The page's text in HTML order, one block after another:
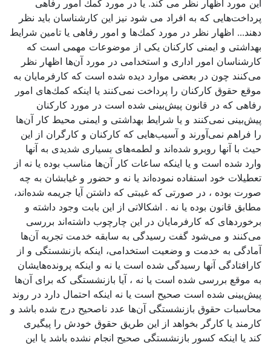
این مورد اظهار نظر می کند. یا در مورد كمك امور رفاهی
پرداخت‌هایی كه به افراد می‌ شود نیز این کارشناسان باید نظر
دهند... اظهار نظر در مورد كمك‌ها و امور رفاهی یا تامین شرایط
بهداشتی و ایمنی كاركنان یكی از موضوعات مهمی است كه
كارشناسان امور اداری و استخدامی در مورد آن‌ها اظهار نظر
می‌كنند چون در بعضی موارد دیده شده است كه كارفرمایان به
موقع حقوق كاركنان را پرداخت نمی‌كنند یا اینكه كمك‌های امور
رفاهی كه در قانون پیش‌بینی شده است در مورد كاركنان
پیش‌بینی نمی‌كنند و یا شرایط بهداشتی و ایمنی محیط كار آن‌ها
را فراهم نمی‌آورند و آسیب‌هایی كه كاركنان و كارگران از این
حیث با آنها روبرو شده‌اند و لطمه‌های بسیاری شدیدی به آنها
وارد شده است و یا اینكه ساعات كار آن‌ها مناسب بوده یا نه از
تعطیلات خود استفاده نموده‌اند یا نه و حضور و غیابشان به چه
صورت بوده ، در صورتی كه غیبتی كه داشتن آیا جریمه شده‌اند،
مطابق قانون بوده یا نه . اشكالاتی از این بابت وجود داشته و
برخوردهای كه كارفرمایان در این چارچوب داشته‌اند بررسی
می‌كنند و می‌شود گفت رسیدگی به سابقه خدمت تجربه آن‌ها
آمادگی به خدمت و وضعیت استخدامی، اینكه بازنشستگی و از
كارافتادگی آنها رسیدگی شده است یا نه و اینكه پرونده‌هایشان
به موقع بررسی شده است یا نه ، آیا بازنشستگی كه برای آن‌ها
پیش‌بینی شده است صحیح است یا نه اینكه احتمال دارد در روند
محاسبات حقوق بازنشستگی آن‌ها عدد ناصحیح درج شده باشد و
كارمند یا كارگر بخواهد از این طریق حقوق خودش را پیگیری
كند یا اینكه كسور بازنشستگی صحیح انجام نشده باشد یا این